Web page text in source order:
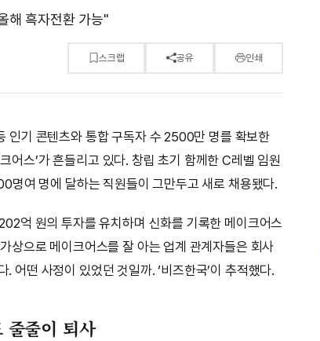
해 흑자전환 가능"
스크랩 공유 인쇄
인기 콘텐츠와 통합 구독자 수 2500만 명를 확보한
어스’가 흔들리고 있다. 창립 초기 함께한 C레벨 임원
명여 명에 달하는 직원들이 그만두고 새로 채용됐다.
억 원의 투자를 유치하며 신화를 기록한 메이크어스
상으로 메이크어스를 잘 아는 업계 관계자들은 회사
어떤 사정이 있었던 것일까. ‘비즈한국’이 추적했다.
줄이 퇴사